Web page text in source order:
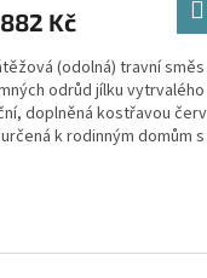
Kč
(odolná) travní
odrůd jílku
doplněná kostřavou
k rodinným domům